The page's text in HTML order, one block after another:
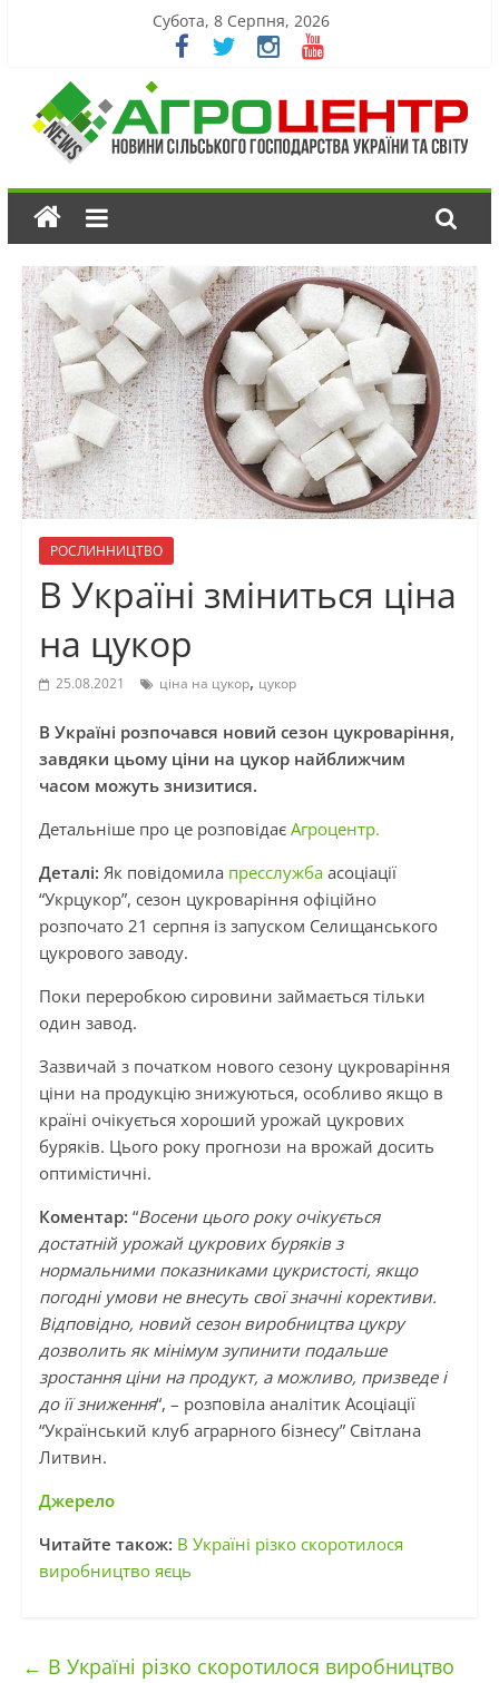
Субота, 8 Серпня, 2026
РОСЛИННИЦТВО
В Україні зміниться ціна
на цукор
25.08.2021 ціна на цукор, цукор
В Україні розпочався новий сезон цукроваріння,
завдяки цьому ціни на цукор найближчим
часом можуть знизитися.
Детальніше про це розповідає Агроцентр.
Деталі: Як повідомила пресслужбаасоціації
“Укрцукор”, сезон цукроваріння офіційно
розпочато 21 серпня із запуском Селищанського
цукрового заводу.
Поки переробкою сировини займається тільки
один завод.
Зазвичай з початком нового сезону цукроваріння
ціни на продукцію знижуються, особливо якщо в
країні очікується хороший урожай цукрових
буряків. Цього року прогнози на врожай досить
оптимістичні.
Коментар: “Восени цього року очікується
достатній урожай цукрових буряків з
нормальними показниками цукристості, якщо
погодні умови не внесуть свої значні корективи.
Відповідно, новий сезон виробництва цукру
дозволить як мінімум зупинити подальше
зростання ціни на продукт, а можливо, призведе і
до її зниження“, – розповіла аналітик Асоціації
“Український клуб аграрного бізнесу” Світлана
Литвин.
Джерело
Читайте також: В Україні різко скоротилося
виробництво яєць
← В Україні різко скоротилося виробництво